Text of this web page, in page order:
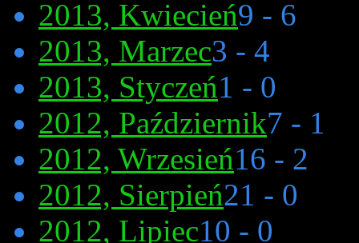
2013, Kwiecień9 - 6
2013, Marzec3 - 4
2013, Styczeń1 - 0
2012, Październik7 - 1
2012, Wrzesień16 - 2
2012, Sierpień21 - 0
2012, Lipiec10 - 0